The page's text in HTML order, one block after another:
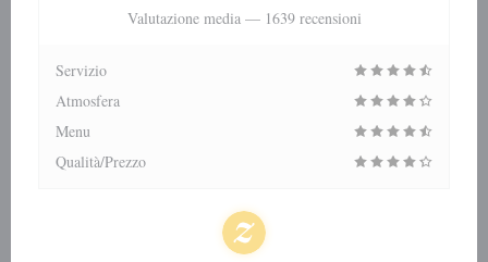
Valutazione media — 1639 recensioni
Servizio
Atmosfera
Menu
Qualità/Prezzo